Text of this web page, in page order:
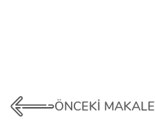
ÖNCEKI MAKALE